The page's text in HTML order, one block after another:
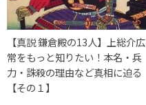
【真説 鎌倉殿の13人】上総介広
常をもっと知りたい！本名・兵
力・誅殺の理由など真相に迫る
【その１】